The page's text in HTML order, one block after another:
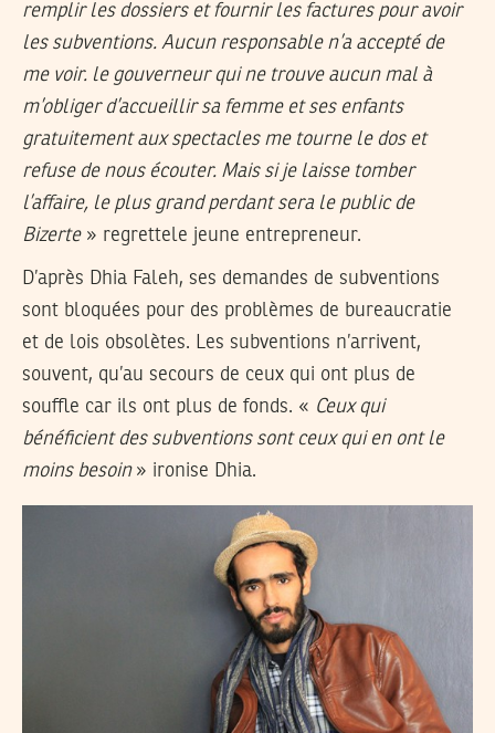
remplir les dossiers et fournir les factures pour avoir
les subventions. Aucun responsable n’a accepté de
me voir. le gouverneur qui ne trouve aucun mal à
m’obliger d’accueillir sa femme et ses enfants
gratuitement aux spectacles me tourne le dos et
refuse de nous écouter. Mais si je laisse tomber
l’affaire, le plus grand perdant sera le public de
Bizerte» regrettele jeune entrepreneur.
D’après Dhia Faleh, ses demandes de subventions
sont bloquées pour des problèmes de bureaucratie
et de lois obsolètes. Les subventions n’arrivent,
souvent, qu’au secours de ceux qui ont plus de
souffle car ils ont plus de fonds. « Ceux qui
bénéficient des subventions sont ceux qui en ont le
moins besoin » ironise Dhia.